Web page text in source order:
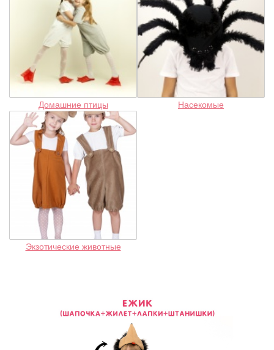
Домашние птицы Насекомые
Экзотические животные